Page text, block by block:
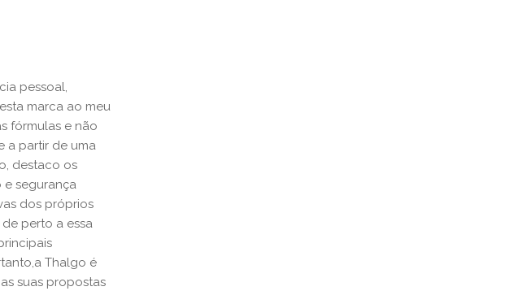
pessoal,
marca ao meu
fórmulas e não
a partir de uma
destaco os
segurança
dos próprios
perto a essa
Thalgo é
suas propostas